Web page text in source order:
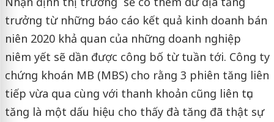
trưởng từ những báo cáo kết quả kinh doanh bán
niên 2020 khả quan của những doanh nghiệp
niêm yết sẽ dần được công bố từ tuần tới. Công ty
chứng khoán MB (MBS) cho rằng 3 phiên tăng liên
tiếp vừa qua cùng với thanh khoản cũng liên tục
tăng là một dấu hiệu cho thấy đà tăng đã thật sự